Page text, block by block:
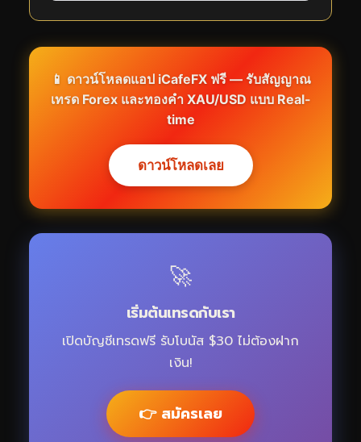
📱 ดาวน์โหลดแอป iCafeFX ฟรี — รับสัญญาณ
เทรด Forex และทองคำ XAU/USD แบบ Real-
time
ดาวน์โหลดเลย
🚀
เริ่มต้นเทรดกับเรา
เปิดบัญชีเทรดฟรี รับโบนัส $30 ไม่ต้องฝาก
เงิน!
👉 สมัครเลย